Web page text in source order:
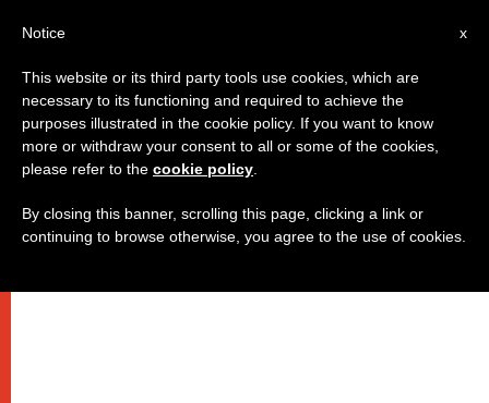
x
Notice
This website or its third party tools use cookies, which are
necessary to its functioning and required to achieve the
purposes illustrated in the cookie policy. If you want to know
more or withdraw your consent to all or some of the cookies,
please refer to the cookie policy
By closing this banner, scrolling this page, clicking a link or
continuing to browse otherwise, you agree to the use of cookies.